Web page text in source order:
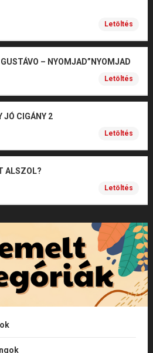
Letöltés
GUSTÁVO – NYOMJAD”NYOMJAD
Letöltés
JÓ CIGÁNY 2
Letöltés
ALSZOL?
Letöltés